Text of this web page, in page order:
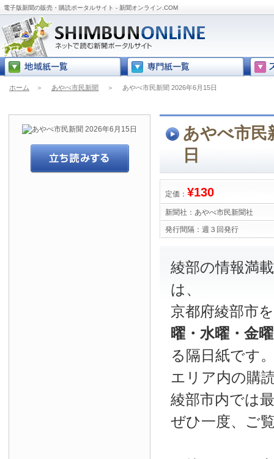
電子版新聞の販売・購読ポータルサイト - 新聞オンライン.COM
ホーム ＞ あやべ市民新聞 ＞ あやべ市民新聞 2026年6月15日
あやべ市民
日
定価： ¥130
新聞社： あやべ市民新聞社
発行間隔： 週３回発行
綾部の情報
は、
京都府綾部市
曜・水曜・金
る隔日紙です
エリア内の購
綾部市内では
ぜひ一度、ご